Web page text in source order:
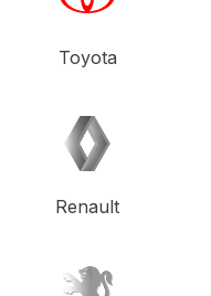
Toyota
Renault